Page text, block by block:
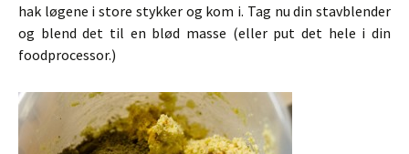
hak løgene i store stykker og kom i. Tag nu din stavblender
og blend det til en blød masse (eller put det hele i din
foodprocessor.)